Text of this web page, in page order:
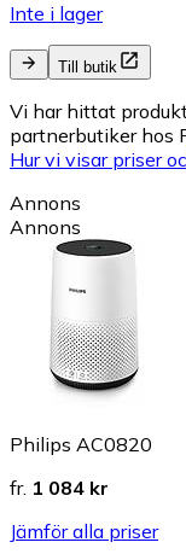
Inte i lager
Till butik
Vi har hittat
partnerbutiker hos
Hur vi visar priser
Annons
Annons
Philips AC0820
fr. 1 084 kr
Jämför alla priser